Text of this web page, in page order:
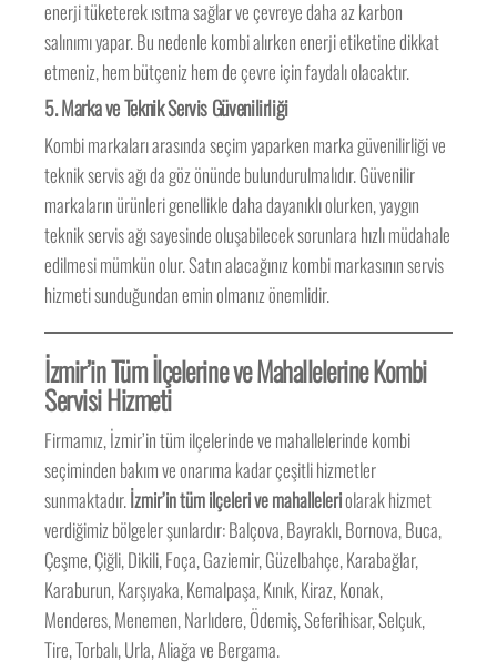
enerji tüketerek ısıtma sağlar ve çevreye daha az karbon
salınımı yapar. Bu nedenle kombi alırken enerji etiketine dikkat
etmeniz, hem bütçeniz hem de çevre için faydalı olacaktır.
5.Marka ve Teknik Servis Güvenilirliği
Kombi markaları arasında seçim yaparken marka güvenilirliği ve
teknik servis ağı da göz önünde bulundurulmalıdır. Güvenilir
markaların ürünleri genellikle daha dayanıklı olurken, yaygın
teknik servis ağı sayesinde oluşabilecek sorunlara hızlı müdahale
edilmesi mümkün olur. Satın alacağınız kombi markasının servis
hizmeti sunduğundan emin olmanız önemlidir.
İzmir’in Tüm İlçelerine ve Mahallelerine Kombi
Servisi Hizmeti
Firmamız, İzmir’in tüm ilçelerinde ve mahallelerinde kombi
seçiminden bakım ve onarıma kadar çeşitli hizmetler
sunmaktadır.İzmir’in tüm ilçeleri ve mahalleleriolarak hizmet
verdiğimiz bölgeler şunlardır: Balçova, Bayraklı, Bornova, Buca,
Çeşme, Çiğli, Dikili, Foça, Gaziemir, Güzelbahçe, Karabağlar,
Karaburun, Karşıyaka, Kemalpaşa, Kınık, Kiraz, Konak,
Menderes, Menemen, Narlıdere, Ödemiş, Seferihisar, Selçuk,
Tire, Torbalı, Urla, Aliağa ve Bergama.